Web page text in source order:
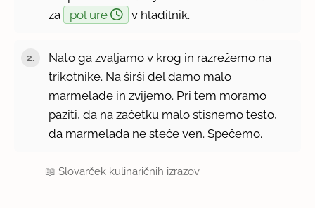
za
pol ure v hladilnik.
Nato ga zvaljamo v krog in razrežemo na
trikotnike. Na širši del damo malo
marmelade in zvijemo. Pri tem moramo
paziti, da na začetku malo stisnemo testo,
da marmelada ne steče ven. Spečemo.
📖Slovarček kulinaričnih izrazov